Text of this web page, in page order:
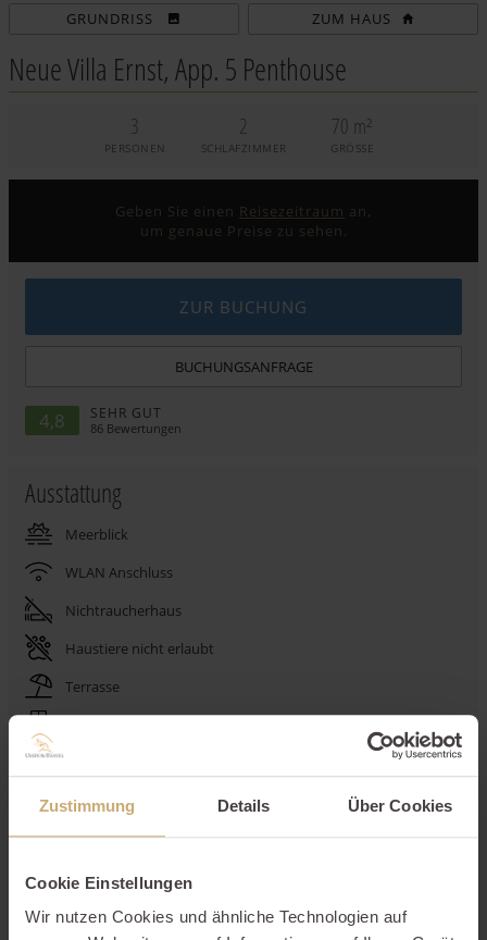
Zustimmung Details Über Cookies
Cookie Einstellungen
Wir nutzen Cookies und ähnliche Technologien auf
ZUM HAUS
Neue Villa Ernst, App. 5 Penthouse
3
PERSONEN
2
SCHLAFZIMMER
70 m²
GRÖSSE
Geben Sie einen Reisezeitraum an,
um genaue Preise zu sehen.
ZUR BUCHUNG
BUCHUNGSANFRAGE
4,8 SEHR GUT
86 Bewertungen
Ausstattung
Meerblick
WLAN Anschluss
Nichtraucherhaus
Haustiere nicht erlaubt
Terrasse
Spülmaschine
Aufzug
Beschreibung